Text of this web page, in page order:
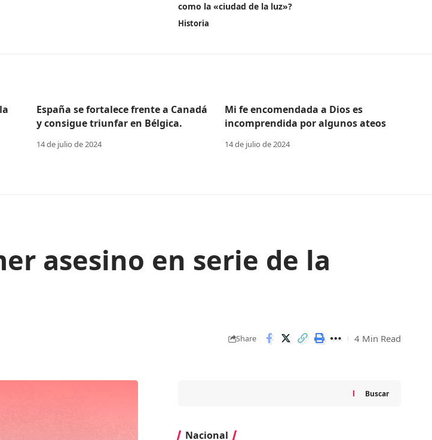
como la «ciudad de la luz»?
Historia
España se fortalece frente a Canadá
y consigue triunfar en Bélgica.
14 de julio de 2024
Mi fe encomendada a Dios es
incomprendida por algunos ateos
14 de julio de 2024
asesino en serie de la
Share 4 Min Read
Buscar
Nacional